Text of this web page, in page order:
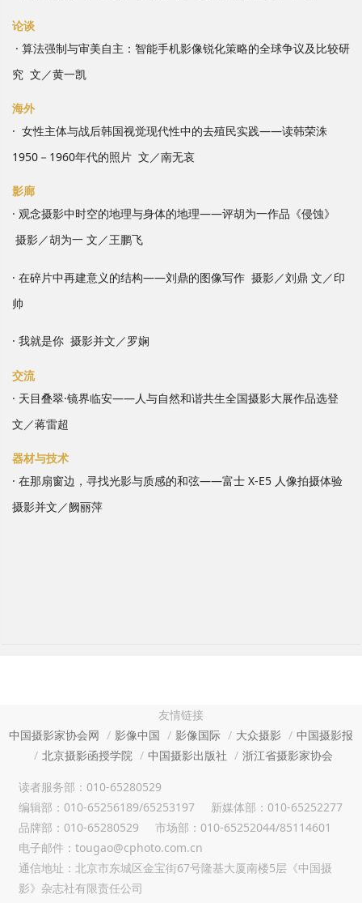
论谈
· 算法强制与审美自主：智能手机影像锐化策略的全球争议及比较研
究 文／黄一凯
海外
· 女性主体与战后韩国视觉现代性中的去殖民实践——读韩荣洙
1950－1960年代的照片 文／南无哀
影廊
· 观念摄影中时空的地理与身体的地理——评胡为一作品《侵蚀》
摄影／胡为一 文／王鹏飞
· 在碎片中再建意义的结构——刘鼎的图像写作 摄影／刘鼎 文／印
帅
· 我就是你 摄影并文／罗娴
交流
· 天目叠翠·镜界临安——人与自然和谐共生全国摄影大展作品选登
文／蒋雷超
器材与技术
· 在那扇窗边，寻找光影与质感的和弦——富士 X-E5 人像拍摄体验
摄影并文／阙丽萍
友情链接
中国摄影家协会网
影像中国 影像国际 大众摄影
中国摄影报
北京摄影函授学院
中国摄影出版社 浙江省摄影家协会
读者服务部：010-65280529
编辑部：010-65256189/65253197
新媒体部：010-65252277
品牌部：010-65280529
市场部：010-65252044/85114601
电子邮件：tougao@cphoto.com.cn
通信地址：北京市东城区金宝街67号隆基大厦南楼5层《中国摄
影》杂志社有限责任公司